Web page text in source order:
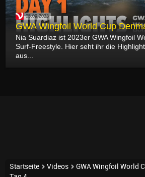
05.09.2023
GWA Wingfoil World Cup
Nia Suardiaz ist 2023er GWA Wingfoil
Surf-Freestyle. Hier seht ihr die
aus...
Startseite Videos
GWA Wingfoil World